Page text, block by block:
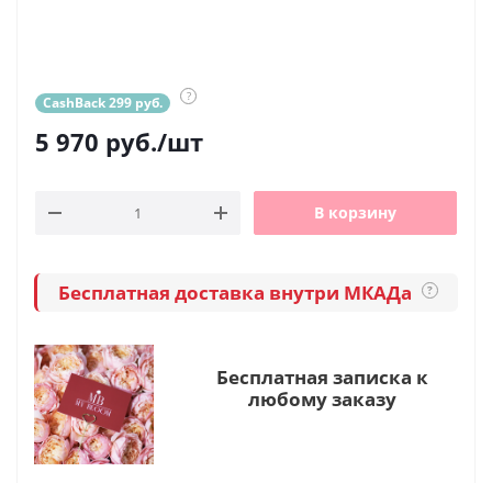
CashBack 299 руб. ?
5 970 руб./шт
В корзину
Бесплатная доставка внутри МКАДа ?
Бесплатная записка к
любому заказу